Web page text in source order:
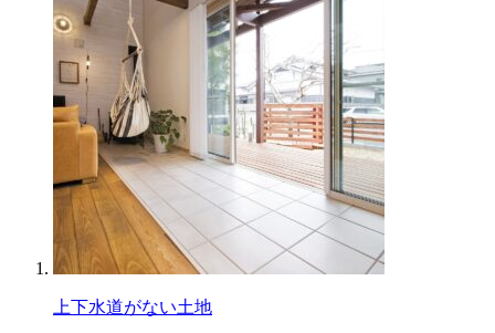
上下水道がない土地